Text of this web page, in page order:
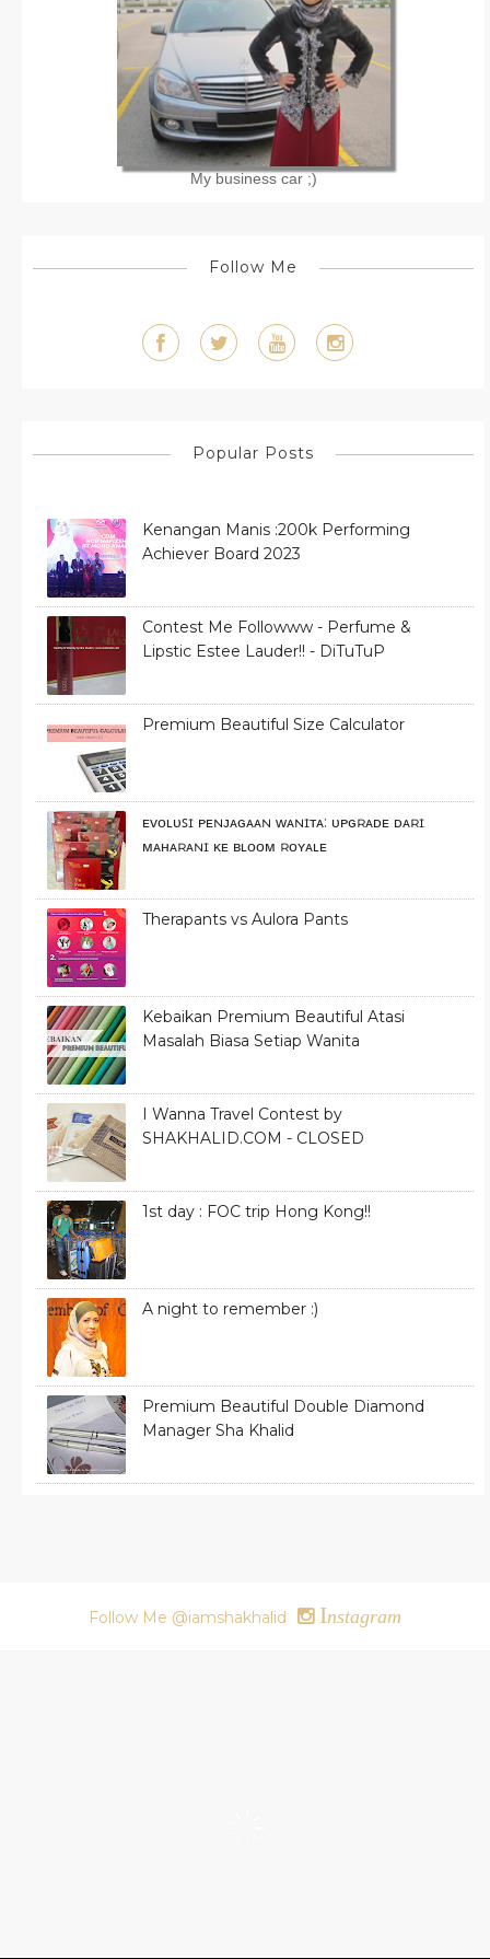
My business car ;)
Follow Me
Popular Posts
Kenangan Manis :200k Performing
Achiever Board 2023
Contest Me Followww - Perfume &
Lipstic Estee Lauder!! - DiTuTuP
Premium Beautiful Size Calculator
ᴇᴠᴏʟᴜꜱɪ ᴘᴇɴᴊᴀɢᴀᴀɴ ᴡᴀɴɪᴛᴀ: ᴜᴘɢʀᴀᴅᴇ ᴅᴀʀɪ
ᴍᴀʜᴀʀᴀɴɪ ᴋᴇ ʙʟᴏᴏᴍ ʀᴏʏᴀʟᴇ
Therapants vs Aulora Pants
Kebaikan Premium Beautiful Atasi
Masalah Biasa Setiap Wanita
I Wanna Travel Contest by
SHAKHALID.COM - CLOSED
1st day : FOC trip Hong Kong!!
A night to remember :)
Premium Beautiful Double Diamond
Manager Sha Khalid
Follow Me @iamshakhalid Instagram